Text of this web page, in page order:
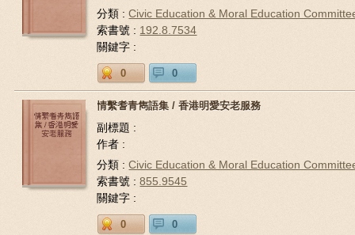
分類 :Civic Education & Moral Education
索書號 : 192.8.7534
關鍵字 :
0 0
情繫耆青雋語集 / 香港明愛安老服務
副標題 :
作者 :
分類 :Civic Education & Moral Education
索書號 :855.9545
關鍵字 :
0 0